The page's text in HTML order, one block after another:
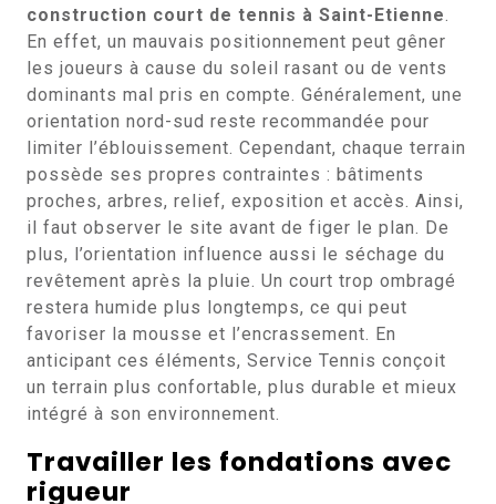
construction court de tennis à Saint-Etienne.
En effet, un mauvais positionnement peut gêner
les joueurs à cause du soleil rasant ou de vents
dominants mal pris en compte. Généralement, une
orientation nord-sud reste recommandée pour
limiter l’éblouissement. Cependant, chaque terrain
possède ses propres contraintes : bâtiments
proches, arbres, relief, exposition et accès. Ainsi,
il faut observer le site avant de figer le plan. De
plus, l’orientation influence aussi le séchage du
revêtement après la pluie. Un court trop ombragé
restera humide plus longtemps, ce qui peut
favoriser la mousse et l’encrassement. En
anticipant ces éléments, Service Tennis conçoit
un terrain plus confortable, plus durable et mieux
intégré à son environnement.
Travailler les fondations avec
rigueur